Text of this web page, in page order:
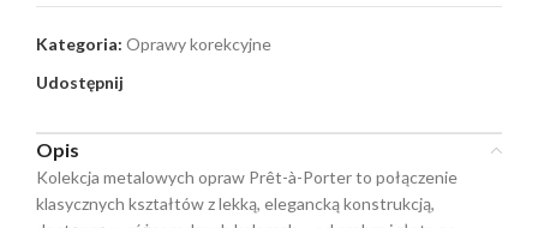
Kategoria: Oprawy korekcyjne
Udostępnij
Opis
Kolekcja metalowych opraw Prêt-à-Porter to połączenie
klasycznych kształtów z lekką, elegancką konstrukcją,